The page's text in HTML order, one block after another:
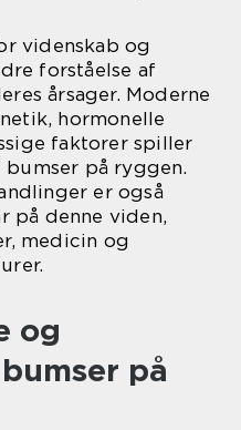
videnskab og
forståelse af
årsager. Moderne
hormonelle
faktorer spiller
på ryggen.
er også
på denne viden,
medicin og
og
på